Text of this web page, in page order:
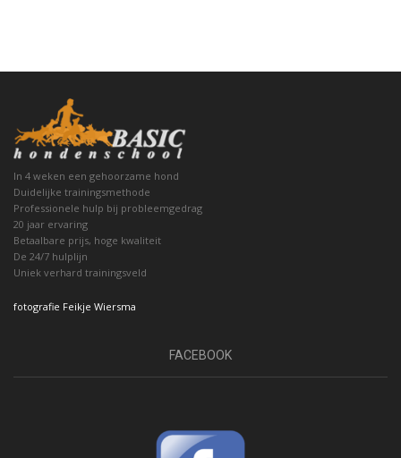
In 4 weken een gehoorzame hond
Duidelijke trainingsmethode
Professionele hulp bij probleemgedrag
20 jaar ervaring
Betaalbare prijs, hoge kwaliteit
De 24/7 hulplijn
Uniek verhard trainingsveld
fotografie Feikje Wiersma
FACEBOOK